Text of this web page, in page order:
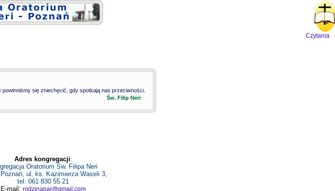
Czytania
się zniechęcić, gdy spotkają nas przeciwności.
Św. Filip Neri
Adres kongregacji:
Oratorium Św. Filipa Neri
ul. ks. Kazimierza Waseli 3,
tel. 061 830 55 21
E-mail: rodzinapar@gmail.com